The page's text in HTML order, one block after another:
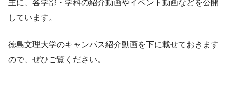
主に、各学部・学科の紹介動画やイベント動画などを公開
しています。
徳島文理大学のキャンパス紹介動画を下に載せておきます
ので、ぜひご覧ください。